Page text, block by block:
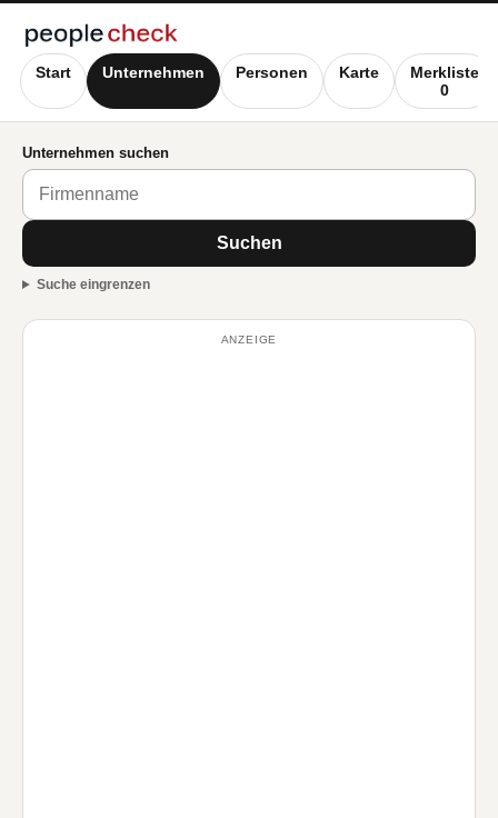
Start Unternehmen Personen Karte
Merkliste
0
Unternehmen suchen
Suchen
Suche eingrenzen
ANZEIGE